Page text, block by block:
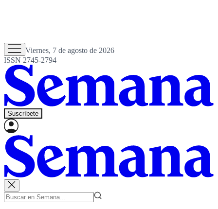
Viernes, 7 de agosto de 2026
ISSN 2745-2794
Suscríbete